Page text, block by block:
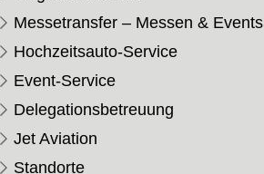
Messetransfer – Messen & Events
Hochzeitsauto-Service
Event-Service
Delegationsbetreuung
Jet Aviation
Standorte